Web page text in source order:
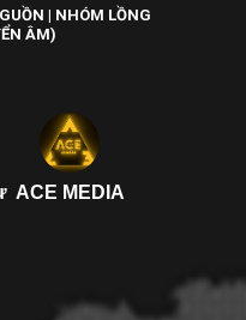
| NHÓM LỒNG
ÂM)
ACE MEDIA